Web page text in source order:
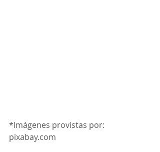
*Imágenes provistas por:
pixabay.com